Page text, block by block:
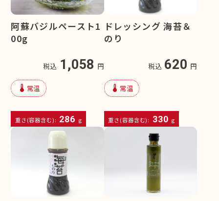
阿蘇バジルペースト1
00g
税込 1,058 円
device_thermostat 常温
重さ(容器含む): 286 g
ドレッシング 海苔＆
のり
税込 620 円
device_thermostat 常温
重さ(容器含む): 330 g